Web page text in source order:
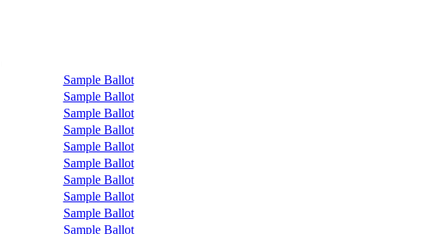
Sample Ballot
Sample Ballot
Sample Ballot
Sample Ballot
Sample Ballot
Sample Ballot
Sample Ballot
Sample Ballot
Sample Ballot
Sample Ballot